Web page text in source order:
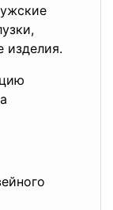
изделия.